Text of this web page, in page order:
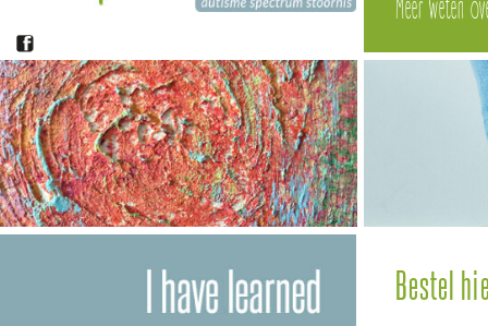
Bestel